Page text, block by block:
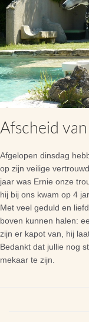
Afscheid
Afgelopen dinsdag
op zijn veilige
jaar was Ernie onze
hij bij ons kwam op 4
Met veel geduld en
boven kunnen halen:
zijn er kapot van, hij
Bedankt dat jullie nog
mekaar te zijn.